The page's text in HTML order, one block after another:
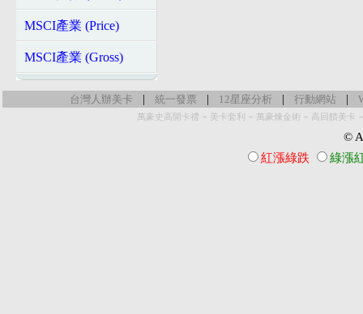
MSCI產業 (Price)
MSCI產業 (Gross)
台灣人辦美卡 | 統一發票 | 12星座分析 | 行動網站 |
萬豪史高開卡禮 - 美卡套利 - 萬豪煉金術 - 高回饋美卡
©
紅漲綠跌
綠漲